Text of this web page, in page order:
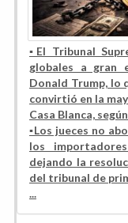
▪️El Tribunal
globales a gran
Donald Trump, lo
convirtió en la
Casa Blanca,
▪️Los jueces no
los
dejando la
del tribunal de
...